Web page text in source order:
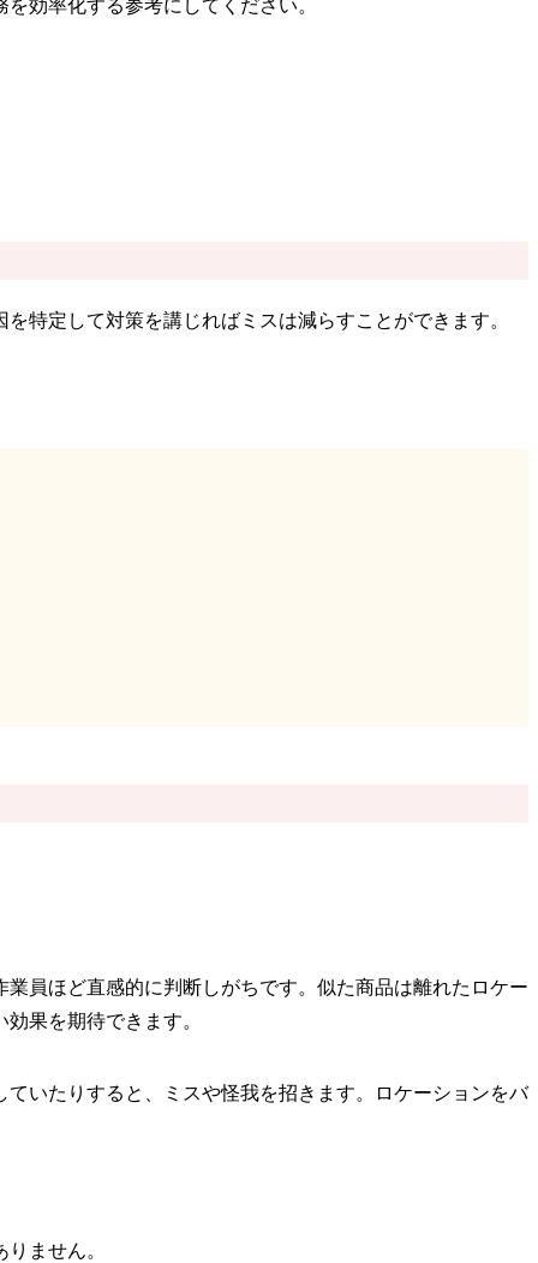
効率化する参考にしてください。
特定して対策を講じればミスは減らすことができます。
員ほど直感的に判断しがちです。似た商品は離れたロケー
果を期待できます。
いたりすると、ミスや怪我を招きます。ロケーションをバ
ません。